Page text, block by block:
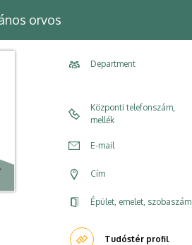
orvos
Department
Központi telefonszám,
mellék
E-mail
Cím
Épület, emelet, szobaszám
Tudóstér profil